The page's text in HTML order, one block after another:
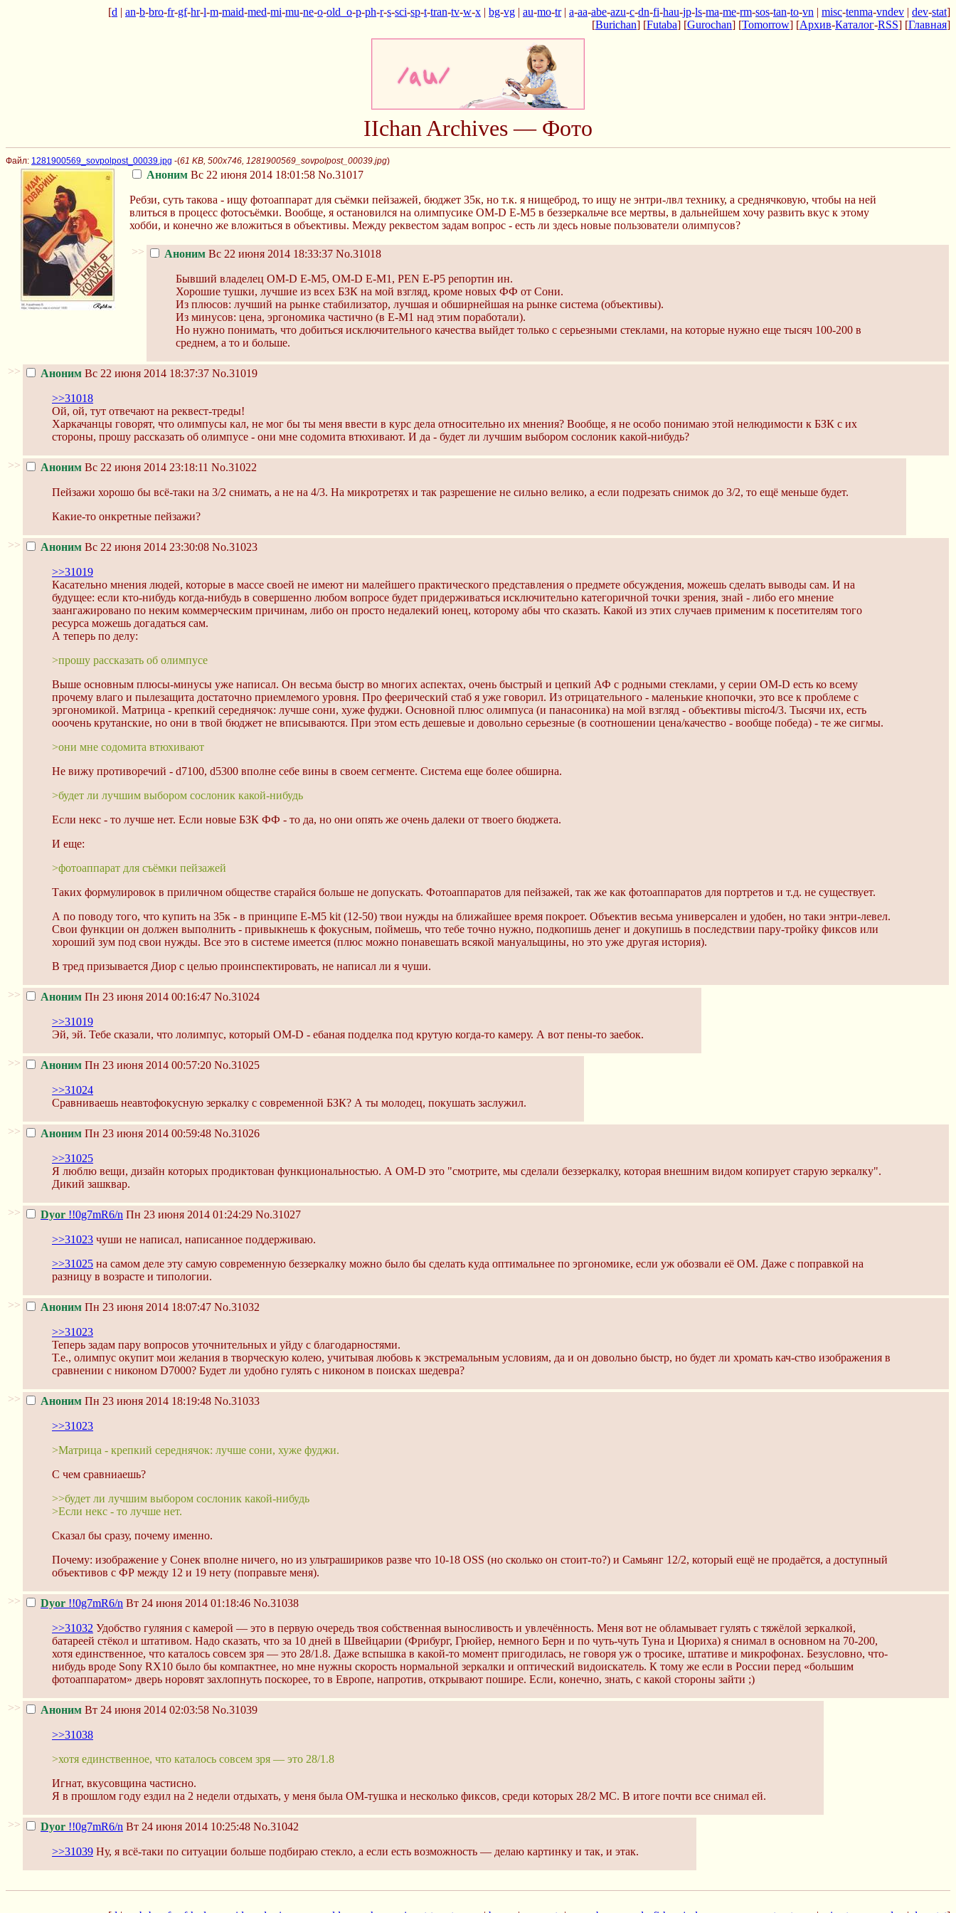
[d | an-b-bro-fr-gf-hr-l-m-maid-med-mi-mu-ne-o-old_o-p-ph-r-s-sci-sp-t-tran-tv-w-x | bg-vg | au-mo-tr| a-aa-abe-azu-c-dn-fi-hau-jp-ls-ma-me-rm-sos-tan-to-vn | misc-tenma-vndev | dev-stat]
[Burichan] [Futaba] [Gurochan] [Tomorrow] [Архив-Каталог-RSS] [Главная]
IIchan Archives — Фото
Файл: 1281900569_sovpolpost_00039.jpg -(61 KB, 500x746, 1281900569_sovpolpost_00039.jpg)
Аноним Вс 22 июня 2014 18:01:58 No.31017
Ребзи, суть такова - ищу фотоаппарат для съёмки пейзажей, бюджет 35к, но т.к. я нищеброд, то ищу не энтри-лвл технику, а среднячковую, чтобы на ней
влиться в процесс фотосъёмки. Вообще, я остановился на олимпусике OM-D E-M5 в беззеркальче все мертвы, в дальнейшем хочу развить вкус к этому
хобби, и конечно же вложиться в объективы. Между реквестом задам вопрос - есть ли здесь новые пользователи олимпусов?
>> Аноним Вс 22 июня 2014 18:33:37 No.31018
Бывший владелец OM-D E-M5, OM-D E-M1, PEN E-P5 репортин ин.
Хорошие тушки, лучшие из всех БЗК на мой взгляд, кроме новых ФФ от Сони.
Из плюсов: лучший на рынке стабилизатор, лучшая и обширнейшая на рынке система (объективы).
Из минусов: цена, эргономика частично (в E-M1 над этим поработали).
Но нужно понимать, что добиться исключительного качества выйдет только с серьезными стеклами, на которые нужно еще тысяч 100-200 в
среднем, а то и больше.
>> Аноним Вс 22 июня 2014 18:37:37 No.31019
>>31018
Ой, ой, тут отвечают на реквест-треды!
Харкачанцы говорят, что олимпусы кал, не мог бы ты меня ввести в курс дела относительно их мнения? Вообще, я не особо понимаю этой нелюдимости к БЗК с их
стороны, прошу рассказать об олимпусе - они мне содомита втюхивают. И да - будет ли лучшим выбором сослоник какой-нибудь?
>> Аноним Вс 22 июня 2014 23:18:11 No.31022
Пейзажи хорошо бы всё-таки на 3/2 снимать, а не на 4/3. На микротретях и так разрешение не сильно велико, а если подрезать снимок до 3/2, то ещё меньше будет.
Какие-то онкретные пейзажи?
>> Аноним Вс 22 июня 2014 23:30:08 No.31023
>>31019
Касательно мнения людей, которые в массе своей не имеют ни малейшего практического представления о предмете обсуждения, можешь сделать выводы сам. И на
будущее: если кто-нибудь когда-нибудь в совершенно любом вопросе будет придерживаться исключительно категоричной точки зрения, знай - либо его мнение
заангажировано по неким коммерческим причинам, либо он просто недалекий юнец, которому абы что сказать. Какой из этих случаев применим к посетителям того
ресурса можешь догадаться сам.
А теперь по делу:
>прошу рассказать об олимпусе
Выше основным плюсы-минусы уже написал. Он весьма быстр во многих аспектах, очень быстрый и цепкий АФ с родными стеклами, у серии OM-D есть ко всему
прочему влаго и пылезащита достаточно приемлемого уровня. Про феерический стаб я уже говорил. Из отрицательного - маленькие кнопочки, это все к проблеме с
эргономикой. Матрица - крепкий середнячок: лучше сони, хуже фуджи. Основной плюс олимпуса (и панасоника) на мой взгляд - объективы micro4/3. Тысячи их, есть
ооочень крутанские, но они в твой бюджет не вписываются. При этом есть дешевые и довольно серьезные (в соотношении цена/качество - вообще победа) - те же сигмы.
>они мне содомита втюхивают
Не вижу противоречий - d7100, d5300 вполне себе вины в своем сегменте. Система еще более обширна.
>будет ли лучшим выбором сослоник какой-нибудь
Если некс - то лучше нет. Если новые БЗК ФФ - то да, но они опять же очень далеки от твоего бюджета.
И еще:
>фотоаппарат для съёмки пейзажей
Таких формулировок в приличном обществе старайся больше не допускать. Фотоаппаратов для пейзажей, так же как фотоаппаратов для портретов и т.д. не существует.
А по поводу того, что купить на 35к - в принципе E-M5 kit (12-50) твои нужды на ближайшее время покроет. Объектив весьма универсален и удобен, но таки энтри-левел.
Свои функции он должен выполнить - привыкнешь к фокусным, поймешь, что тебе точно нужно, подкопишь денег и докупишь в последствии пару-тройку фиксов или
хороший зум под свои нужды. Все это в системе имеется (плюс можно понавешать всякой мануальщины, но это уже другая история).
В тред призывается Диор с целью проинспектировать, не написал ли я чуши.
>> Аноним Пн 23 июня 2014 00:16:47 No.31024
>>31019
Эй, эй. Тебе сказали, что лолимпус, который OM-D - eбаная подделка под крутую когда-то камеру. А вот пены-то заeбок.
>> Аноним Пн 23 июня 2014 00:57:20 No.31025
>>31024
Сравниваешь неавтофокусную зеркалку с современной БЗК? А ты молодец, покушать заслужил.
>> Аноним Пн 23 июня 2014 00:59:48 No.31026
>>31025
Я люблю вещи, дизайн которых продиктован функциональностью. А OM-D это "смотрите, мы сделали беззеркалку, которая внешним видом копирует старую зеркалку".
Дикий зашквар.
>> Dyor !!0g7mR6/n Пн 23 июня 2014 01:24:29 No.31027
>>31023 чуши не написал, написанное поддерживаю.
>>31025 на самом деле эту самую современную беззеркалку можно было бы сделать куда оптимальнее по эргономике, если уж обозвали её ОМ. Даже с поправкой на
разницу в возрасте и типологии.
>> Аноним Пн 23 июня 2014 18:07:47 No.31032
>>31023
Теперь задам пару вопросов уточнительных и уйду с благодарностями.
Т.е., олимпус окупит мои желания в творческую колею, учитывая любовь к экстремальным условиям, да и он довольно быстр, но будет ли хромать кач-ство изображения в
сравнении с никоном D7000? Будет ли удобно гулять с никоном в поисках шедевра?
>> Аноним Пн 23 июня 2014 18:19:48 No.31033
>>31023
>Матрица - крепкий середнячок: лучше сони, хуже фуджи.
С чем сравниаешь?
>>будет ли лучшим выбором сослоник какой-нибудь
>Если некс - то лучше нет.
Сказал бы сразу, почему именно.
Почему: изображение у Сонек вполне ничего, но из ультрашириков разве что 10-18 OSS (но сколько он стоит-то?) и Самьянг 12/2, который ещё не продаётся, а доступный
объективов с ФР между 12 и 19 нету (поправьте меня).
>> Dyor !!0g7mR6/n Вт 24 июня 2014 01:18:46 No.31038
>>31032 Удобство гуляния с камерой — это в первую очередь твоя собственная выносливость и увлечённость. Меня вот не обламывает гулять с тяжёлой зеркалкой,
батареей стёкол и штативом. Надо сказать, что за 10 дней в Швейцарии (Фрибург, Грюйер, немного Берн и по чуть-чуть Туна и Цюриха) я снимал в основном на 70-200,
хотя единственное, что каталось совсем зря — это 28/1.8. Даже вспышка в какой-то момент пригодилась, не говоря уж о тросике, штативе и микрофонах. Безусловно, что-
нибудь вроде Sony RX10 было бы компактнее, но мне нужны скорость нормальной зеркалки и оптический видоискатель. К тому же если в России перед «большим
фотоаппаратом» дверь норовят захлопнуть поскорее, то в Европе, напротив, открывают пошире. Если, конечно, знать, с какой стороны зайти ;)
>> Аноним Вт 24 июня 2014 02:03:58 No.31039
>>31038
>хотя единственное, что каталось совсем зря — это 28/1.8
Игнат, вкусовщина частисно.
Я в прошлом году ездил на 2 недели отдыхать, у меня была ОМ-тушка и несколько фиксов, среди которых 28/2 MC. В итоге почти все снимал ей.
>> Dyor !!0g7mR6/n Вт 24 июня 2014 10:25:48 No.31042
>>31039 Ну, я всё-таки по ситуации больше подбираю стекло, а если есть возможность — делаю картинку и так, и этак.